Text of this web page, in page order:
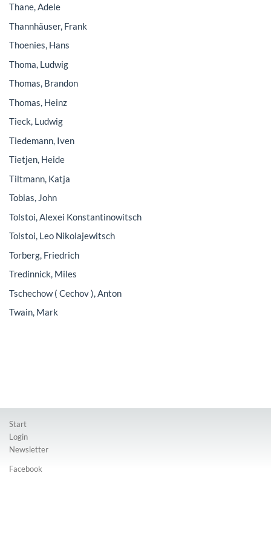
Thane, Adele
Thannhäuser, Frank
Thoenies, Hans
Thoma, Ludwig
Thomas, Brandon
Thomas, Heinz
Tieck, Ludwig
Tiedemann, Iven
Tietjen, Heide
Tiltmann, Katja
Tobias, John
Tolstoi, Alexei Konstantinowitsch
Tolstoi, Leo Nikolajewitsch
Torberg, Friedrich
Tredinnick, Miles
Tschechow ( Cechov ), Anton
Twain, Mark
Start
Login
Newsletter
Facebook